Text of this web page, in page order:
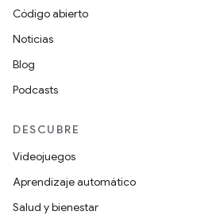
Código abierto
Noticias
Blog
Podcasts
DESCUBRE
Videojuegos
Aprendizaje automático
Salud y bienestar